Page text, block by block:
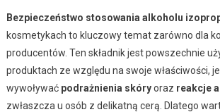
Bezpieczeństwo stosowania alkoholu
kosmetykach to kluczowy temat zarówno dla
producentów. Ten składnik jest powszechnie
produktach ze względu na swoje właściwości,
wywoływać podrażnienia skóryoraz reakcje
zwłaszcza u osób z delikatną cerą. Dlatego